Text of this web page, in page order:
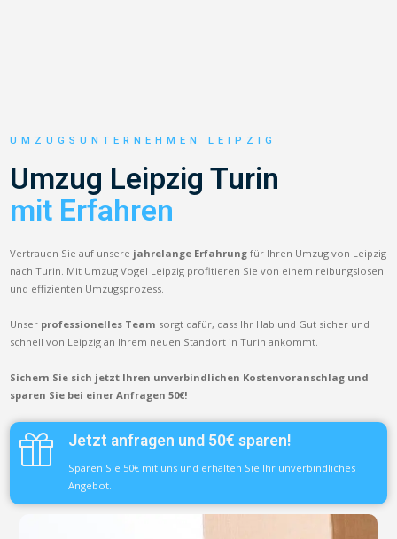
UMZUGSUNTERNEHMEN LEIPZIG
Umzug Leipzig Turin
mit Erfahren
Vertrauen Sie auf unsere jahrelange Erfahrung für Ihren Umzug von Leipzig
nach Turin. Mit Umzug Vogel Leipzig profitieren Sie von einem reibungslosen
und effizienten Umzugsprozess.
Unser professionelles Team sorgt dafür, dass Ihr Hab und Gut sicher und
schnell von Leipzig an Ihrem neuen Standort in Turin ankommt.
Sichern Sie sich jetzt Ihren unverbindlichen Kostenvoranschlag und
sparen Sie bei einer Anfragen 50€!
Jetzt anfragen und 50€ sparen!
Sparen Sie 50€ mit uns und erhalten Sie Ihr unverbindliches
Angebot.